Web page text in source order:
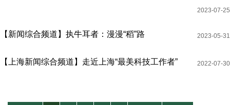
2023-07-25
【新闻综合频道】执牛耳者：漫漫“稻”路 2023-05-31
【上海新闻综合频道】走近上海“最美科技工作者” 2022-07-30